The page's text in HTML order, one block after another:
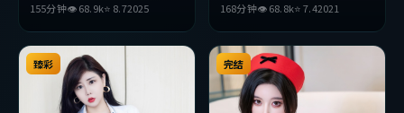
朴海日等主演。影片在叙事与视
听上力求突破，探讨人性与抉
择，节奏张弛有度，适合喜欢该
类型的观众完整观看。
155分钟👁68.9k⭐ 8.72025
梅、李秉宪等主演。影片在叙事
与视听上力求突破，探讨人性与
抉择，节奏张弛有度，适合喜欢
该类型的观众完整观看。
168分钟👁68.8k⭐7.42021
臻彩 完结